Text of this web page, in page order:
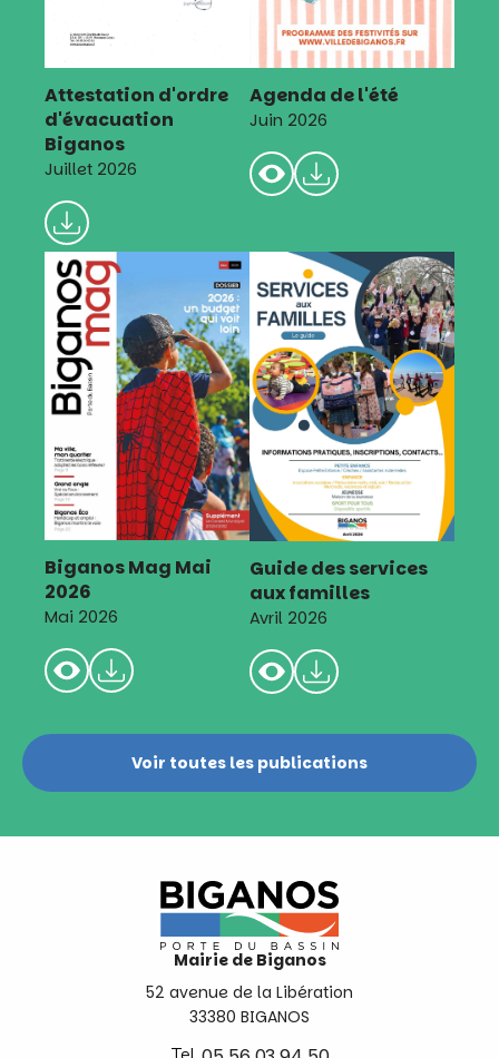
Attestation d'ordre
d'évacuation
Biganos
Juillet 2026
Agenda de l'été
Juin 2026
Biganos Mag Mai
2026
Mai 2026
Guide des services
aux familles
Avril 2026
Voir toutes les publications
Mairie de Biganos
52 avenue de la Libération
33380 BIGANOS
Tel.